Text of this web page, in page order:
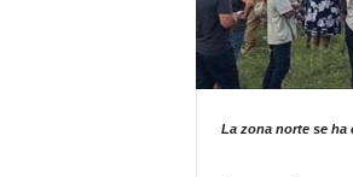
La zona norte se